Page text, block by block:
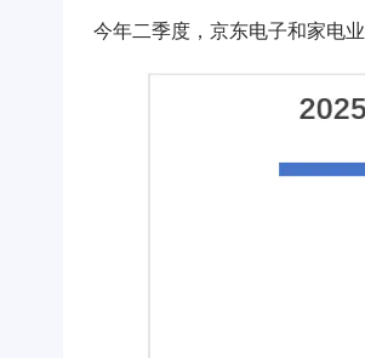
今年二季度，京东电子和家电